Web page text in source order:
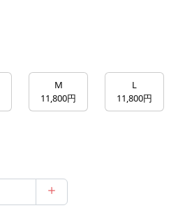
M
11,800円
L
11,800円